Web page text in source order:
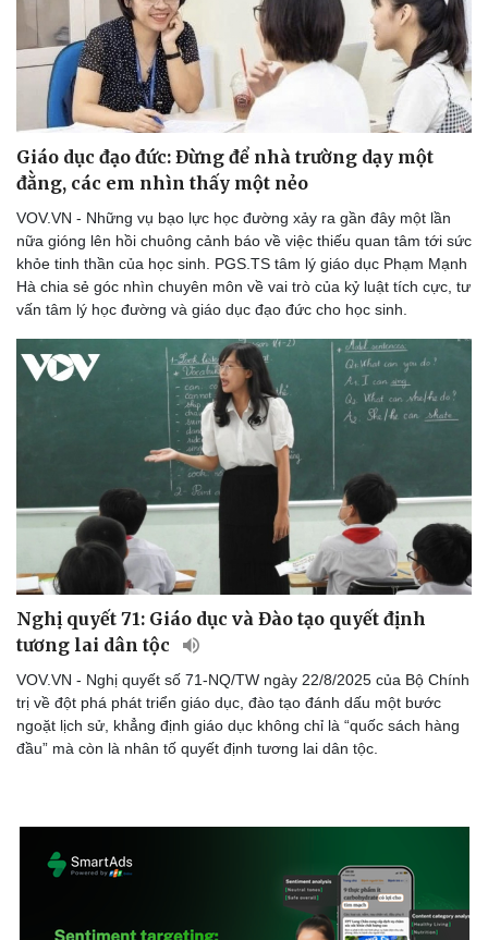
Giáo dục đạo đức: Đừng để nhà trường dạy một
đằng, các em nhìn thấy một nẻo
VOV.VN - Những vụ bạo lực học đường xảy ra gần đây một lần
nữa gióng lên hồi chuông cảnh báo về việc thiếu quan tâm tới sức
khỏe tinh thần của học sinh. PGS.TS tâm lý giáo dục Phạm Mạnh
Hà chia sẻ góc nhìn chuyên môn về vai trò của kỷ luật tích cực, tư
vấn tâm lý học đường và giáo dục đạo đức cho học sinh.
Nghị quyết 71: Giáo dục và Đào tạo quyết định
tương lai dân tộc
VOV.VN - Nghị quyết số 71-NQ/TW ngày 22/8/2025 của Bộ Chính
trị về đột phá phát triển giáo dục, đào tạo đánh dấu một bước
ngoặt lịch sử, khẳng định giáo dục không chỉ là “quốc sách hàng
đầu” mà còn là nhân tố quyết định tương lai dân tộc.